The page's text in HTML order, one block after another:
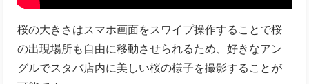
桜の大きさはスマホ画面をスワイプ操作することで桜
の出現場所も自由に移動させられるため、好きなアン
グルでスタバ店内に美しい桜の様子を撮影することが